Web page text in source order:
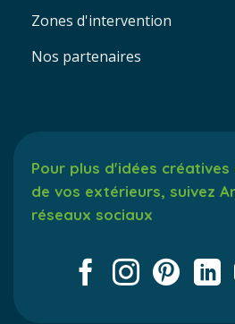
Zones d'intervention
Nos partenaires
Pour plus d'idées
de vos extérieurs, suivez
réseaux sociaux